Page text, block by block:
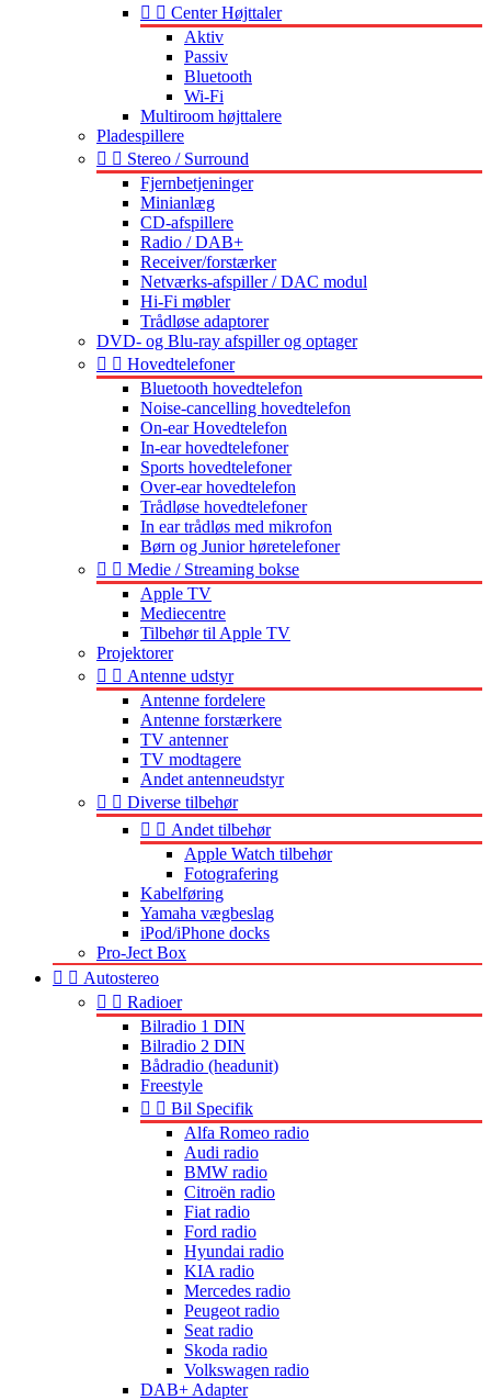
  Center Højttaler
Aktiv
Passiv
Bluetooth
Wi-Fi
Multiroom højttalere
Pladespillere
  Stereo / Surround
Fjernbetjeninger
Minianlæg
CD-afspillere
Radio / DAB+
Receiver/forstærker
Netværks-afspiller / DAC modul
Hi-Fi møbler
Trådløse adaptorer
DVD- og Blu-ray afspiller og optager
  Hovedtelefoner
Bluetooth hovedtelefon
Noise-cancelling hovedtelefon
On-ear Hovedtelefon
In-ear hovedtelefoner
Sports hovedtelefoner
Over-ear hovedtelefon
Trådløse hovedtelefoner
In ear trådløs med mikrofon
Børn og Junior høretelefoner
  Medie / Streaming bokse
Apple TV
Mediecentre
Tilbehør til Apple TV
Projektorer
  Antenne udstyr
Antenne fordelere
Antenne forstærkere
TV antenner
TV modtagere
Andet antenneudstyr
  Diverse tilbehør
  Andet tilbehør
Apple Watch tilbehør
Fotografering
Kabelføring
Yamaha vægbeslag
iPod/iPhone docks
Pro-Ject Box
  Autostereo
  Radioer
Bilradio 1 DIN
Bilradio 2 DIN
Bådradio (headunit)
Freestyle
  Bil Specifik
Alfa Romeo radio
Audi radio
BMW radio
Citroën radio
Fiat radio
Ford radio
Hyundai radio
KIA radio
Mercedes radio
Peugeot radio
Seat radio
Skoda radio
Volkswagen radio
DAB+ Adapter